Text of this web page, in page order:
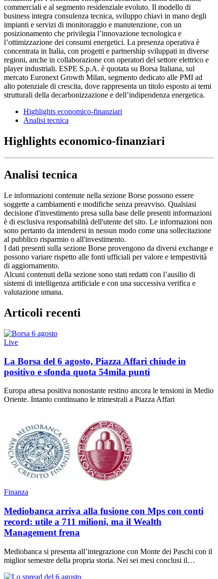
commerciali e al segmento residenziale evoluto. Il modello di
business integra consulenza tecnica, sviluppo chiavi in mano degli
impianti e servizi di monitoraggio e manutenzione, con un
posizionamento che privilegia l’innovazione tecnologica e
l’ottimizzazione dei consumi energetici. La presenza operativa è
concentrata in Italia, con progetti e partnership sviluppati in diverse
regioni, anche in collaborazione con operatori del settore elettrico e
player industriali. ESPE S.p.A. è quotata su Borsa Italiana, sul
mercato Euronext Growth Milan, segmento dedicato alle PMI ad
alto potenziale di crescita, dove rappresenta un titolo esposto ai temi
strutturali della decarbonizzazione e dell’indipendenza energetica.
Highlights economico-finanziari
Analisi tecnica
Highlights economico-finanziari
Analisi tecnica
Le informazioni contenute nella sezione Borse possono essere
soggette a cambiamenti e modifiche senza preavviso. Qualsiasi
decisione d'investimento presa sulla base delle presenti informazioni
è di esclusiva responsabilità dell'utente del sito. Le informazioni non
sono pertanto da intendersi in nessun modo come una sollecitazione
al pubblico risparmio o all'investimento.
I dati presenti sulla sezione Borse provengono da diversi exchange e
possono variare rispetto alle fonti ufficiali per valore e tempestività
di aggiornamento.
Alcuni contenuti della sezione sono stati redatti con l’ausilio di
sistemi di intelligenza artificiale e con una successiva verifica e
valutazione umana.
Articoli recenti
Live
La Borsa del 6 agosto, Piazza Affari chiude in
positivo e sfonda quota 54mila punti
Europa attesa positiva nonostante restino ancora le tensioni in Medio
Oriente. Intanto continuano le trimestrali a Piazza Affari
Finanza
Mediobanca arriva alla fusione con Mps con conti
record: utile a 711 milioni, ma il Wealth
Management frena
Mediobanca si presenta all’integrazione con Monte dei Paschi con il
miglior semestre della propria storia. Nei sei mesi conclusi il…